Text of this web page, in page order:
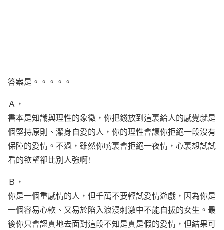
答案是。。。。。
Ａ，
書本是知識與理性的象徵，你把錢放到這裏給人的感覺就是
個堅持原則、潔身自愛的人，你的理性會讓你拒絕一段沒有
保障的愛情。不過，雖然你嘴裏會拒絕一夜情，心裏想試試
看的欲望卻比別人強啊!
Ｂ，
你是一個重感情的人，但千萬不要輕試愛情遊戲，因為你是
一個容易心軟、又易於陷入浪漫刺激中不能自拔的女生。最
後你只會認真地去面對這段不知是真是假的愛情，但結果可